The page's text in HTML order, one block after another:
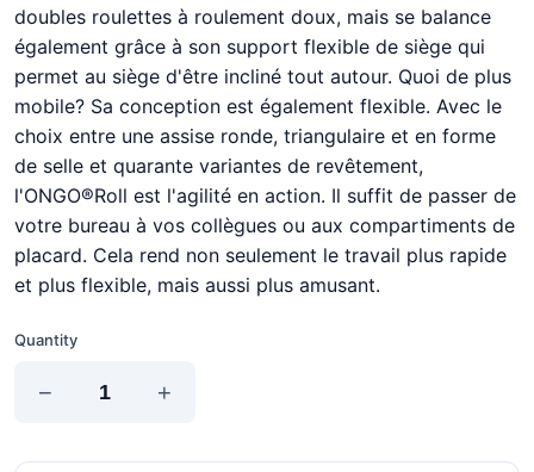
doubles roulettes à roulement doux, mais se balance
également grâce à son support flexible de siège qui
permet au siège d'être incliné tout autour. Quoi de plus
mobile? Sa conception est également flexible. Avec le
choix entre une assise ronde, triangulaire et en forme
de selle et quarante variantes de revêtement,
l'ONGO®Roll est l'agilité en action. Il suffit de passer de
votre bureau à vos collègues ou aux compartiments de
placard. Cela rend non seulement le travail plus rapide
et plus flexible, mais aussi plus amusant.
Quantity
− +